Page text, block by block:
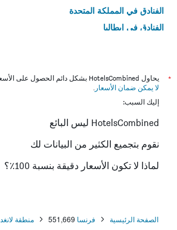
الفنادق في المملكة المتحدة
الفنادق في إيطاليا
*
يحاول HotelsCombined بشكل دائم الحصول على الأسعار الدقيقة، ولكن
لا يمكن ضمان الأسعار .
إليك السبب:
HotelsCombined ليس البائع
نقوم بتجميع الكثير من البيانات لك
لماذا لا تكون الأسعار دقيقة بنسبة 100٪؟
الصفحة الرئيسية فرنسا 551,669 منطقة